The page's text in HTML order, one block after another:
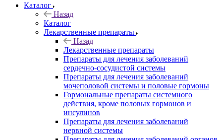
Каталог
Назад
Каталог
Лекарственные препараты
Назад
Лекарственные препараты
Препараты для лечения заболеваний
сердечно-сосудистой системы
Препараты для лечения заболеваний
мочеполовой системы и половые гормоны
Гормональные препараты системного
действия, кроме половых гормонов и
инсулинов
Препараты для лечения заболеваний
нервной системы